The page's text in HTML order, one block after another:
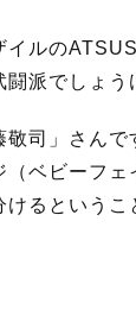
ルの
派でしょう
司」さんで
ベビーフェ
るというこ